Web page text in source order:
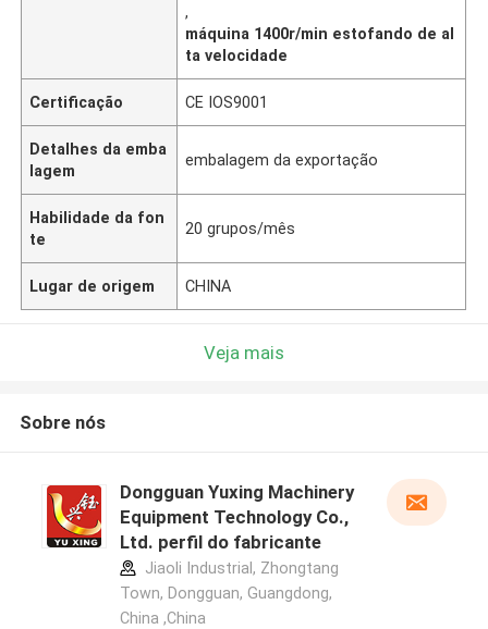
,
máquina 1400r/min estofando de al
ta velocidade
Certificação CE IOS9001
Detalhes da emba
lagem
embalagem da exportação
Habilidade da fon
te
20 grupos/mês
Lugar de origem CHINA
Veja mais
Sobre nós
Dongguan Yuxing Machinery
Equipment Technology Co.,
Ltd. perfil do fabricante
Jiaoli Industrial, Zhongtang
Town, Dongguan, Guangdong,
China ,China